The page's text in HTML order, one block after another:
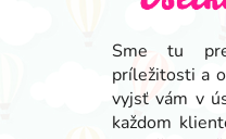
Sme tu
príležitosti a
vyjsť vám v
každom